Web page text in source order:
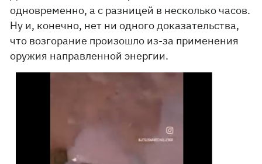
одновременно, а с разницей в несколько часов.
Ну и, конечно, нет ни одного доказательства,
что возгорание произошло из-за применения
оружия направленной энергии.